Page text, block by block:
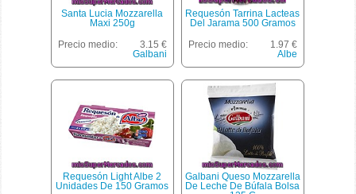
Santa Lucia Mozzarella
Maxi 250g
Precio medio:
3.15 €
Galbani
Requesón Tarrina Lacteas
Del Jarama 500 Gramos
Precio medio:
1.97 €
Albe
Requesón Light Albe 2
Unidades De 150 Gramos
Galbani Queso Mozzarella
De Leche De Búfala Bolsa